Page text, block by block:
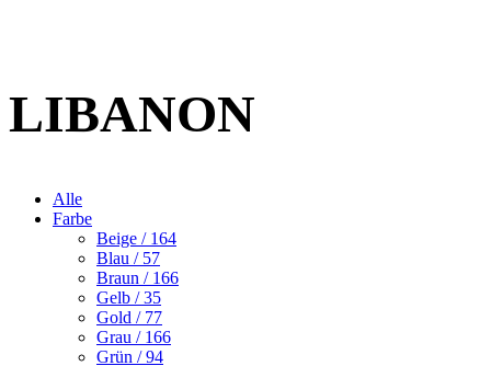
LIBANON
Alle
Farbe
Beige / 164
Blau / 57
Braun / 166
Gelb / 35
Gold / 77
Grau / 166
Grün / 94